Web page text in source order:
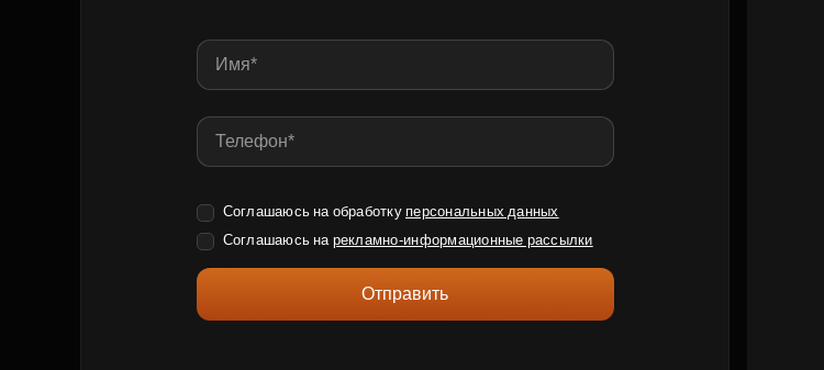
Соглашаюсь на обработку персональных данных
Соглашаюсь на рекламно-информационные рассылки
Отправить